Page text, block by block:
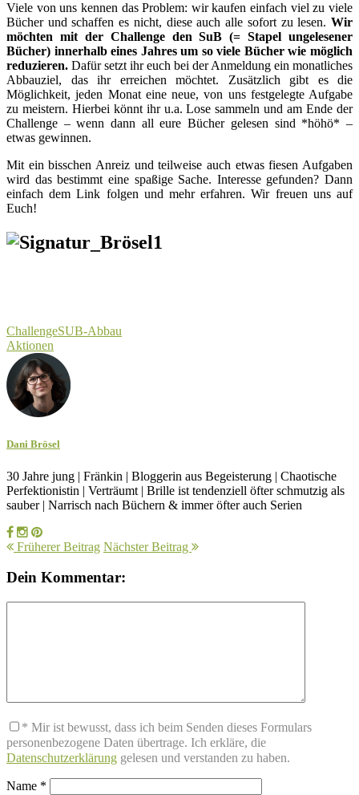
Viele von uns kennen das Problem: wir kaufen einfach viel zu viele
Bücher und schaffen es nicht, diese auch alle sofort zu lesen. Wir
möchten mit der Challenge den SuB (= Stapel ungelesener
Bücher) innerhalb eines Jahres um so viele Bücher wie möglich
reduzieren. Dafür setzt ihr euch bei der Anmeldung ein monatliches
Abbauziel, das ihr erreichen möchtet. Zusätzlich gibt es die
Möglichkeit, jeden Monat eine neue, von uns festgelegte Aufgabe
zu meistern. Hierbei könnt ihr u.a. Lose sammeln und am Ende der
Challenge – wenn dann all eure Bücher gelesen sind *höhö* –
etwas gewinnen.
Mit ein bisschen Anreiz und teilweise auch etwas fiesen Aufgaben
wird das bestimmt eine spaßige Sache. Interesse gefunden? Dann
einfach dem Link folgen und mehr erfahren. Wir freuen uns auf
Euch!
ChallengeSUB-Abbau
Aktionen
Dani Brösel
30 Jahre jung | Fränkin | Bloggerin aus Begeisterung | Chaotische
Perfektionistin | Verträumt | Brille ist tendenziell öfter schmutzig als
sauber | Narrisch nach Büchern & immer öfter auch Serien
Früherer Beitrag Nächster Beitrag
Dein Kommentar:
* Mir ist bewusst, dass ich beim Senden dieses Formulars
personenbezogene Daten übertrage. Ich erkläre, die
Datenschutzerklärung gelesen und verstanden zu haben.
Name *